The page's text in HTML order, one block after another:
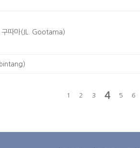
따마(JL. Gootama)
1 2 3 4 5 6